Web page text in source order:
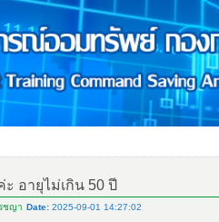
อายุไม่เกิน 50 ปี
ชญา Date: 2025-09-01 14:27:02